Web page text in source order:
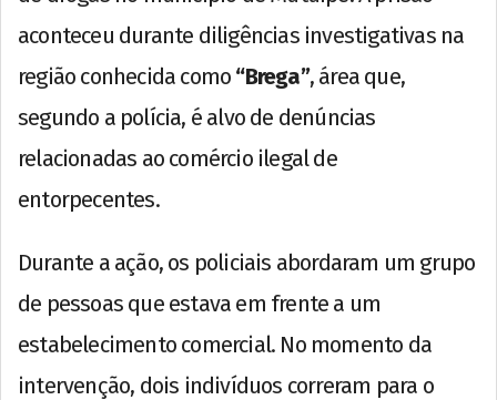
aconteceu durante diligências investigativas na
região conhecida como “Brega”, área que,
segundo a polícia, é alvo de denúncias
relacionadas ao comércio ilegal de
entorpecentes.
Durante a ação, os policiais abordaram um grupo
de pessoas que estava em frente a um
estabelecimento comercial. No momento da
intervenção, dois indivíduos correram para o